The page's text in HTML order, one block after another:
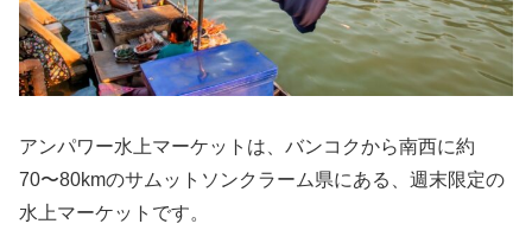
アンパワー水上マーケットは、バンコクから南西に約
70〜80kmのサムットソンクラーム県にある、週末限定の
水上マーケットです。